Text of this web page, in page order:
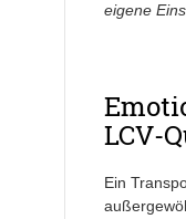
eigene
LCV-
Ein